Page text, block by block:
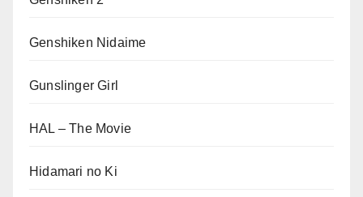
Genshiken Nidaime
Gunslinger Girl
HAL – The Movie
Hidamari no Ki